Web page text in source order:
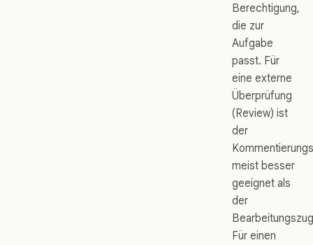
Berechtigung,
die zur
Aufgabe
passt. Für
eine externe
Überprüfung
(Review) ist
der
meist besser
geeignet als
der
Für einen